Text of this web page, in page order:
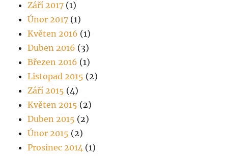
Září 2017 (1)
Únor 2017 (1)
Květen 2016 (1)
Duben 2016 (3)
Březen 2016 (1)
Listopad 2015 (2)
Září 2015 (4)
Květen 2015 (2)
Duben 2015 (2)
Únor 2015 (2)
Prosinec 2014 (1)